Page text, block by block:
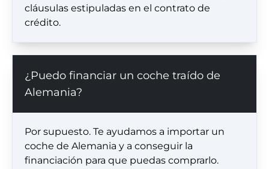
cláusulas estipuladas en el contrato de
crédito.
¿Puedo financiar un coche traído de
Alemania?
Por supuesto. Te ayudamos a importar un
coche de Alemania y a conseguir la
financiación para que puedas comprarlo.